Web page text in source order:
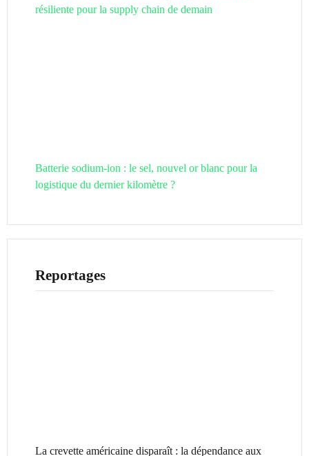
résiliente pour la supply chain de demain
Batterie sodium-ion : le sel, nouvel or blanc pour la
logistique du dernier kilomètre ?
Reportages
La crevette américaine disparaît : la dépendance aux